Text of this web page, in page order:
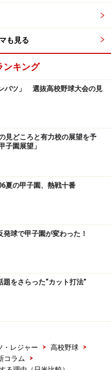
も見る
ンキング
バツ」 選抜高校野球大会の見
見どころと有力校の展望を予
園展望」
夏の甲子園、熱戦十番
発球で甲子園が変わった！
題をさらった“カット打法”
・レジャー > 高校野球
>
コラム
>